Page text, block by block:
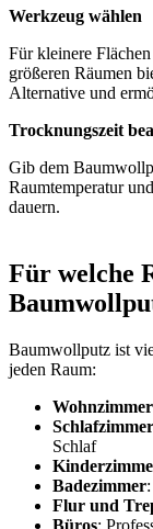
Werkzeug wählen
Für kleinere
größeren Räumen
Alternative und
Trocknungszeit
Gib dem
Raumtemperatur
dauern.
Für welche
Baumwollputz ist
jeden Raum:
Wohnzimmer
Schlafzimmer
Schlaf
Badezimmer
Flur und
Büros: